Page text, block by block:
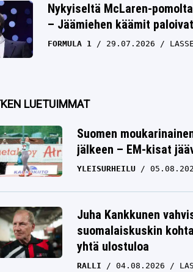
Nykyiseltä McLaren-
– Jäämiehen käämit
FORMULA 1 29.07.2026
LUETUIMMAT
Suomen
jälkeen – EM-kisat
YLEISURHEILU
Juha Kankkunen
suomalaiskuskin
yhtä ulostuloa
RALLI 04.08.2026